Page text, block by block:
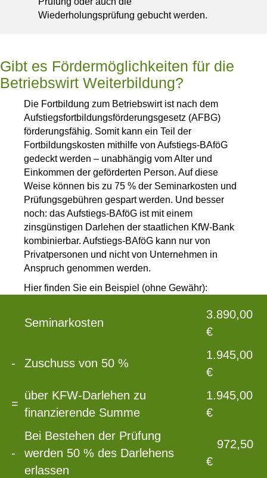
Wiederholungsprüfung gebucht werden.
Gibt es Fördermöglichkeiten für die
Betriebswirt Weiterbildung?
Die Fortbildung zum Betriebswirt ist nach dem
Aufstiegsfortbildungsförderungsgesetz (AFBG)
förderungsfähig. Somit kann ein Teil der
Fortbildungskosten mithilfe von Aufstiegs-BAföG
gedeckt werden – unabhängig vom Alter und
Einkommen der geförderten Person. Auf diese
Weise können bis zu 75 % der Seminarkosten und
Prüfungsgebühren gespart werden. Und besser
noch: das Aufstiegs-BAföG ist mit einem
zinsgünstigen Darlehen der staatlichen KfW-Bank
kombinierbar. Aufstiegs-BAföG kann nur von
Privatpersonen und nicht von Unternehmen in
Anspruch genommen werden.
Hier finden Sie ein Beispiel (ohne Gewähr):
Seminarkosten
3.890,00
€
- Zuschuss von 50 %
1.945,00
€
=
über KFW-Darlehen zu
finanzierende Summe
1.945,00
€
-
Bei Bestehen der Prüfung
werden 50 % des Darlehens
erlassen
972,50
€